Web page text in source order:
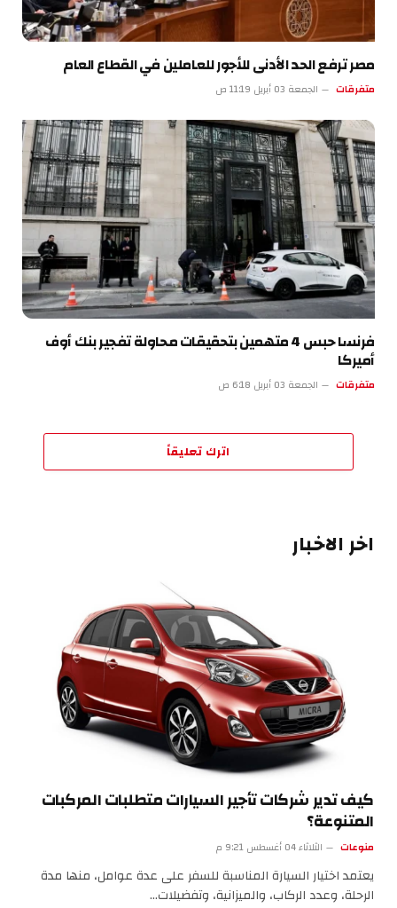
مصر ترفع الحد الأدنى للأجور للعاملين في القطاع العام
متفرقات الجمعة 03 أبريل 11:19 ص
فرنسا حبس 4 متهمين بتحقيقات محاولة تفجير بنك أوف
أميركا
متفرقات الجمعة 03 أبريل 6:18 ص
اترك تعليقاً
اخر الاخبار
كيف تدير شركات تأجير السيارات متطلبات المركبات
المتنوعة؟
منوعات الثلاثاء 04 أغسطس 9:21 م
يعتمد اختيار السيارة المناسبة للسفر على عدة عوامل، منها مدة
الرحلة، وعدد الركاب، والميزانية، وتفضيلات…